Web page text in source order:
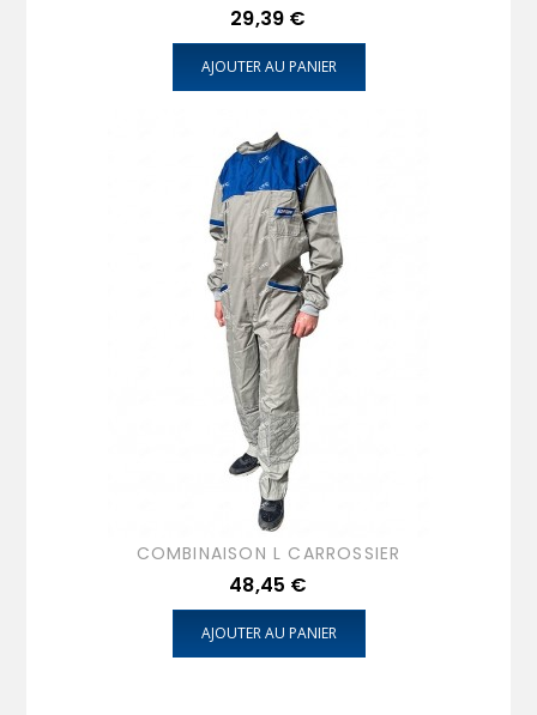
Prix
29,39 €
AJOUTER AU PANIER
COMBINAISON L CARROSSIER
Prix
48,45 €
AJOUTER AU PANIER